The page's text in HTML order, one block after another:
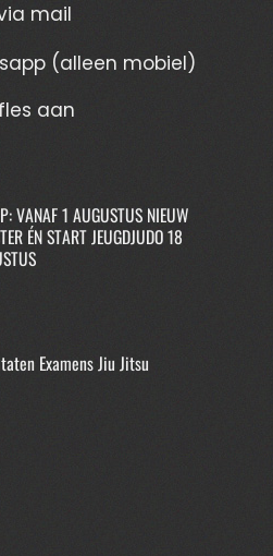
mail
(alleen mobiel)
aan
VANAF 1 AUGUSTUS NIEUW
ÉN START JEUGDJUDO 18
Examens Jiu Jitsu